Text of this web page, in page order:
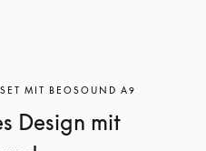
MIT BEOSOUND A9
Design mit